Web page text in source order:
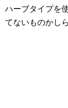
ハーブタイプを
てないものかしら